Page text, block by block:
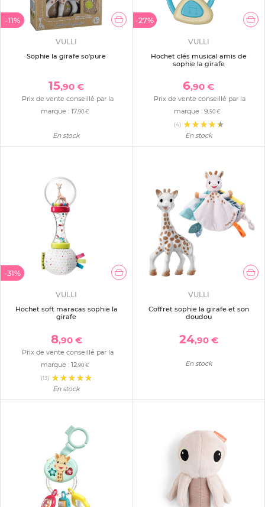
-11%
VULLI
Sophie la girafe so'pure
15,90 €
Prix de vente conseillé par la
marque :17,90 €
En stock
-27%
VULLI
Hochet clés musical amis de
sophie la girafe
6,90 €
Prix de vente conseillé par la
marque :9,50 €
(4)
En stock
-31%
VULLI
Hochet soft maracas sophie la
girafe
8,90 €
Prix de vente conseillé par la
marque :12,90 €
(13)
En stock
VULLI
Coffret sophie la girafe et son
doudou
24,90 €
En stock